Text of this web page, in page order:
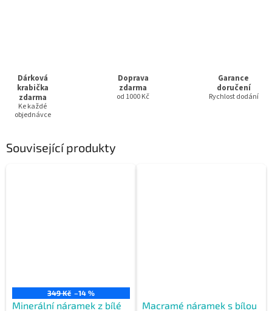
Dárková
krabička
zdarma
Ke každé
objednávce
Doprava
zdarma
od 1000 Kč
Garance
doručení
Rychlost dodání
Související produkty
349 Kč –14 %
Minerální náramek z bílé Macramé náramek s bílou